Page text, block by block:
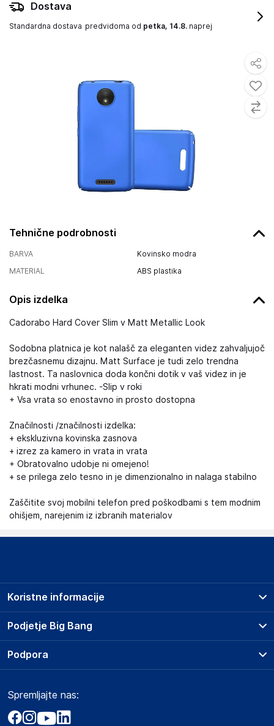
Tehnične podrobnosti
BARVA
Kovinsko modra
MATERIAL
ABS plastika
Opis izdelka
Cadorabo Hard Cover Slim v Matt Metallic Look
Sodobna platnica je kot nalašč za eleganten videz zahvaljujoč
brezčasnemu dizajnu. Matt Surface je tudi zelo trendna
lastnost. Ta naslovnica doda končni dotik v vaš videz in je
hkrati modni vrhunec. -Slip v roki
+ Vsa vrata so enostavno in prosto dostopna
Značilnosti /značilnosti izdelka:
+ ekskluzivna kovinska zasnova
+ izrez za kamero in vrata in vrata
+ Obratovalno udobje ni omejeno!
+ se prilega zelo tesno in je dimenzionalno in nalaga stabilno
Zaščitite svoj mobilni telefon pred poškodbami s tem modnim
ohišjem, narejenim iz izbranih materialov
Dostava
Standardna dostava predvidoma od petka, 14.8. naprej
Podjetje Big Bang
O podjetju
Obvestila za javnost
Akt o digitalnih storitvah
Koristne informacije
Prodajna mesta
Storitve
Dostava, vnos in odvoz
Zavarovanje izdelkov
Podpora
Marketplace
Kako oddati naročilo?
Spremljajte nas: